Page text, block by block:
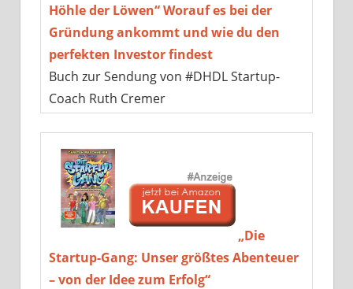
Höhle der Löwen“ Worauf es bei der
Gründung ankommt und wie du den
perfekten Investor findest
Buch zur Sendung von #DHDL Startup-
Coach Ruth Cremer
„Die
Startup-Gang: Unser größtes Abenteuer
– von der Idee zum Erfolg“